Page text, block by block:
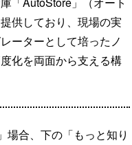
供しており、現場の実
ーターとして培ったノ
化を両面から支える構
場合、下の「もっと知り